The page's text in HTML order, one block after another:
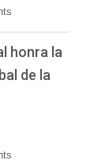
honra la
de la